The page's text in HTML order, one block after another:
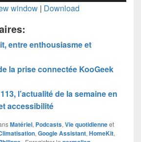
window | Download
entre enthousiasme et
la prise connectée KooGeek
l’actualité de la semaine en
accessibilité
Matériel, Podcasts, Vie quotidienneet
, Google Assistant, HomeKit,